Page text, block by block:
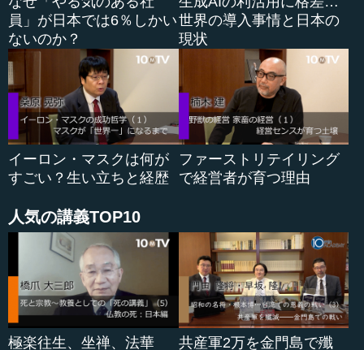
いうことによって、これがルーティンになり、いちいち考
えなくなってしまうという危険もあります。
そのため、最初の半年に皆で頭を絞り、どのやり方が新
しいやり方として良いのか、よく考え、それを組み込み、
次のルーティンにしてしまうことが重要です。
何年かに一度見直した方が良いと思いますが、一度やる
というときは、何年もかけてではなくて、一気に行ってし
まうということをお勧めしたいです。
●達成感、「嬉しさ」の演出をする
それからもう一つは、再生を行う半年やその後、苦しく
辛い経験も多いと思いますが、そのことについてです。自
分の同僚がやっていた事業をやめたり、売却しなければい
けないということもあります。今まで花形部門だったもの
員」が日本では6％しかい
ないのか？
世界の導入事情と日本の
現状
イーロン・マスクは何が
すごい？生い立ちと経歴
ファーストリテイリング
で経営者が育つ理由
人気の講義TOP10
極楽往生、坐禅、法華
共産軍2万を金門島で殲